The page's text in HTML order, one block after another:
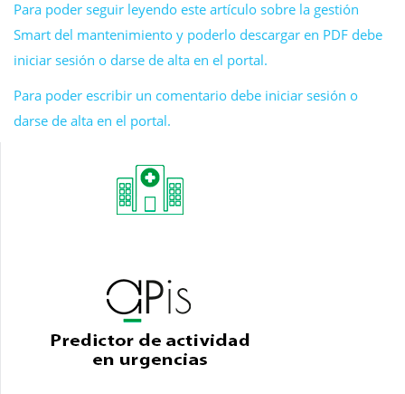
Para poder seguir leyendo este artículo sobre la gestión
Smart del mantenimiento y poderlo descargar en PDF debe
iniciar sesión o darse de alta en el portal.
Para poder escribir un comentario debe iniciar sesión o
darse de alta en el portal.